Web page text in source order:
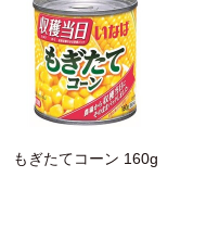
もぎたてコーン 160g